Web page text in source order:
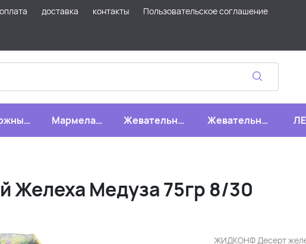
оплата доставка контакты Пользовательское соглашение
Мармелад,
зефир,
Жевательная
резинка
Жевательные
конфеты
Медуза 75гр 8/30
ЖИДКОНФ Десерт